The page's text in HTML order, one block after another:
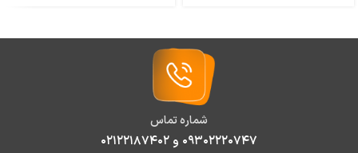
شماره تماس
۰۹۳۰۲۲۲۰۷۴۷ و ۰۲۱۲۲۱۸۷۴۰۲